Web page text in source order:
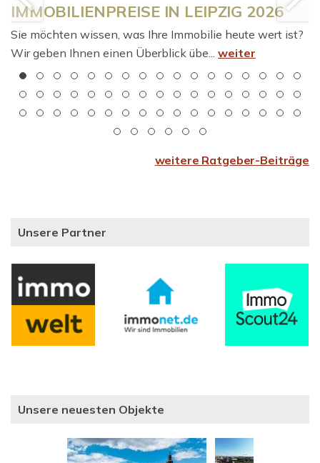
IMMOBILIENPREISE IN LEIPZIG 2026
Sie möchten wissen, was Ihre Immobilie heute wert ist?
Wir geben Ihnen einen Überblick übe... weiter
weitere Ratgeber-Beiträge
Unsere Partner
Unsere neuesten Objekte